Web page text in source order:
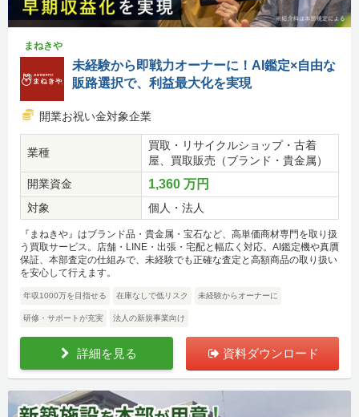
まねきや
未経験から即戦力オーナーに！AI鑑定×自由な
販路選択で、利益最大化を実現
開業お祝い金対象企業
業種
買取・リサイクルショップ・古着
屋、買取販売（ブランド・貴金属）
開業資金
1,360 万円
対象 個人・法人
『まねきや』はブランド品・貴金属・宝石など、高単価商材専門を取り扱
う買取サービス。店舗・LINE・出張・宅配と幅広く対応。AI鑑定機や真贋
保証、本部査定の仕組みで、未経験でも正確な査定と高額商品の取り扱い
を安心して行えます。
年収1000万を目指せる 在庫なしで低リスク 未経験からオーナーに
研修・サポートが充実 法人の新規事業向け
詳細を見る 資料ダウンロード